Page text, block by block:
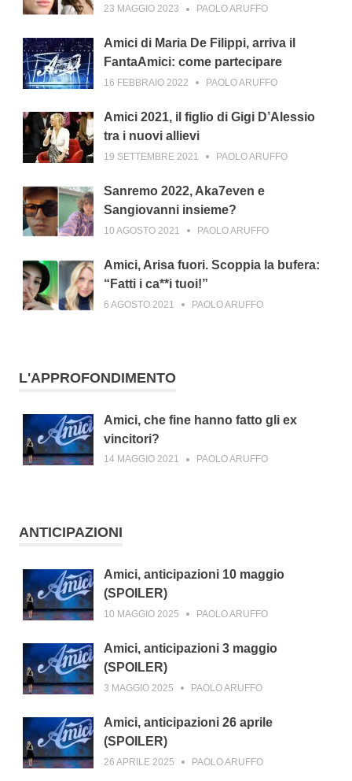
23 MAGGIO 2023 PAOLO ARUFFO
Amici di Maria De Filippi, arriva il
FantaAmici: come partecipare
16 FEBBRAIO 2022 PAOLO ARUFFO
Amici 2021, il figlio di Gigi D’Alessio
tra i nuovi allievi
19 SETTEMBRE 2021 PAOLO ARUFFO
Sanremo 2022, Aka7even e
Sangiovanni insieme?
10 AGOSTO 2021 PAOLO ARUFFO
Amici, Arisa fuori. Scoppia la bufera:
“Fatti i ca**i tuoi!”
6 AGOSTO 2021 PAOLO ARUFFO
L'APPROFONDIMENTO
Amici, che fine hanno fatto gli ex
vincitori?
14 MAGGIO 2021 PAOLO ARUFFO
ANTICIPAZIONI
Amici, anticipazioni 10 maggio
(SPOILER)
10 MAGGIO 2025 PAOLO ARUFFO
Amici, anticipazioni 3 maggio
(SPOILER)
3 MAGGIO 2025 PAOLO ARUFFO
Amici, anticipazioni 26 aprile
(SPOILER)
26 APRILE 2025 PAOLO ARUFFO